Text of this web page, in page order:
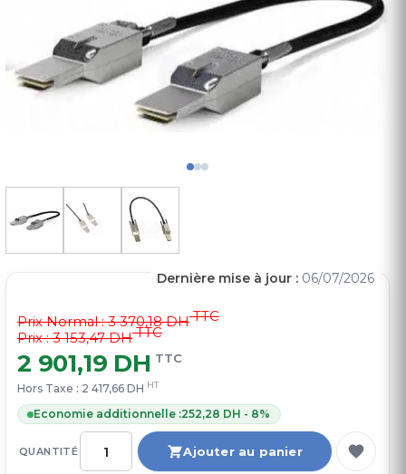
QUANTITÉ Ajouter au panier
Prix Normal :3 370,18 DHTTC
Prix : 3 153,47 DHTTC
2 901,19 DH TTC
Hors Taxe : 2 417,66 DH HT
Economie additionnelle :252,28 DH - 8%
Dernière mise à jour : 06/07/2026